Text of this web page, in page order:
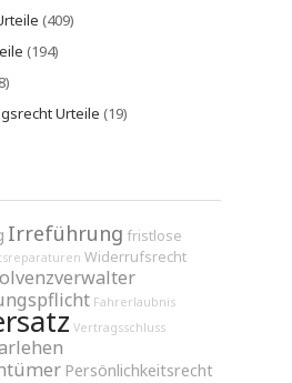
(409)
(194)
Urteile (19)
Irreführung fristlose
Widerrufsrecht
Fahrerlaubnis
Vertragsschluss
Persönlichkeitsrecht